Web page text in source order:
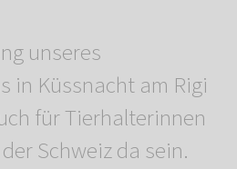
unseres
in Küssnacht am Rigi
für Tierhalterinnen
Schweiz da sein.